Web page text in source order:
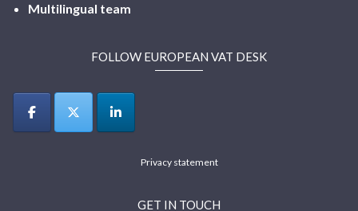
Multilingual team
FOLLOW EUROPEAN VAT DESK
Privacy statement
GET IN TOUCH